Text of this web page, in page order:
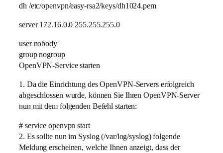
dh /etc/openvpn/easy-rsa2/keys/dh1024.pem
server 172.16.0.0 255.255.255.0
user nobody
group nogroup
OpenVPN-Service starten
1. Da die Einrichtung des OpenVPN-Servers erfolgreich
abgeschlossen wurde, können Sie Ihren OpenVPN-Server
nun mit dem folgenden Befehl starten:
# service openvpn start
2. Es sollte nun im Syslog (/var/log/syslog) folgende
Meldung erscheinen, welche Ihnen anzeigt, dass der